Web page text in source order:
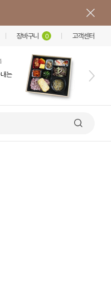
장바구니 0 고객센터